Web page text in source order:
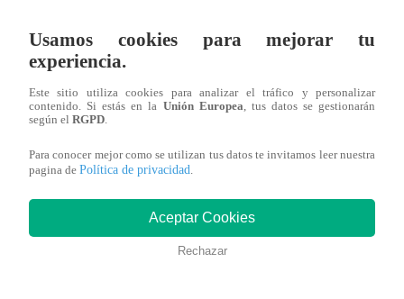
¿Yahaira Plasencia y Maritza Rodríguez
Usamos cookies para mejorar tu
experiencia.
Este sitio utiliza cookies para analizar el tráfico y personalizar
contenido. Si estás en la Unión Europea, tus datos se gestionarán
según el RGPD.
Para conocer mejor como se utilizan tus datos te invitamos leer nuestra
pagina de Política de privacidad.
Aceptar Cookies
Rechazar